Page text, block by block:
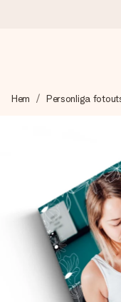
Vi skapar din gåva
4,6 (baserat
Våra gåvor
Reviews.
Gratis hälsning
Hem Personliga